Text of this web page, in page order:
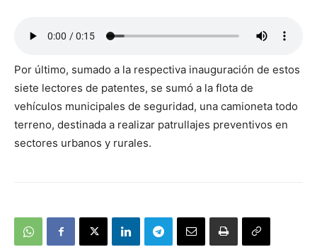
Por último, sumado a la respectiva inauguración de estos
siete lectores de patentes, se sumó a la flota de
vehículos municipales de seguridad, una camioneta todo
terreno, destinada a realizar patrullajes preventivos en
sectores urbanos y rurales.